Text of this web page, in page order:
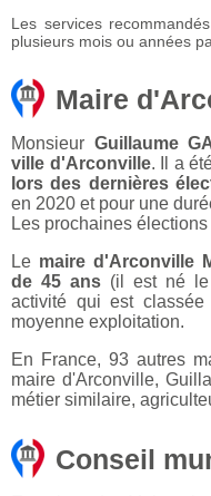
Les services
plusieurs mois ou années
Maire
Monsieur Guillaume
ville d'Arconville. Il a
lors des dernières
en 2020 et pour une
Les prochaines
Le maire d'Arconville
de 45 ans (il est né
activité qui est
moyenne exploitation.
En France, 93 autres
maire d'Arconville,
métier similaire,
Conseil